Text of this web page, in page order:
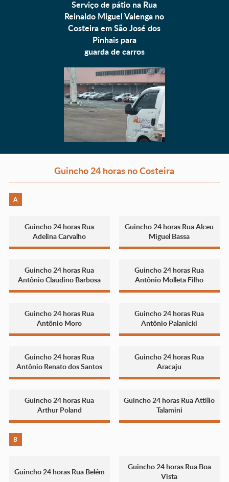
Serviço de pátio na Rua
Reinaldo Miguel Valenga no
Costeira em São José dos
Pinhais para
guarda de carros
Guincho 24 horas no Costeira
A
Guincho 24 horas Rua
Adelina Carvalho
Guincho 24 horas Rua Alceu
Miguel Bassa
Guincho 24 horas Rua
Antônio Claudino Barbosa
Guincho 24 horas Rua
Antônio Molleta Filho
Guincho 24 horas Rua
Antônio Moro
Guincho 24 horas Rua
Antônio Palanicki
Guincho 24 horas Rua
Antônio Renato dos Santos
Guincho 24 horas Rua
Aracaju
Guincho 24 horas Rua
Arthur Poland
Guincho 24 horas Rua Attilio
Talamini
B
Guincho 24 horas Rua Belém
Guincho 24 horas Rua Boa
Vista